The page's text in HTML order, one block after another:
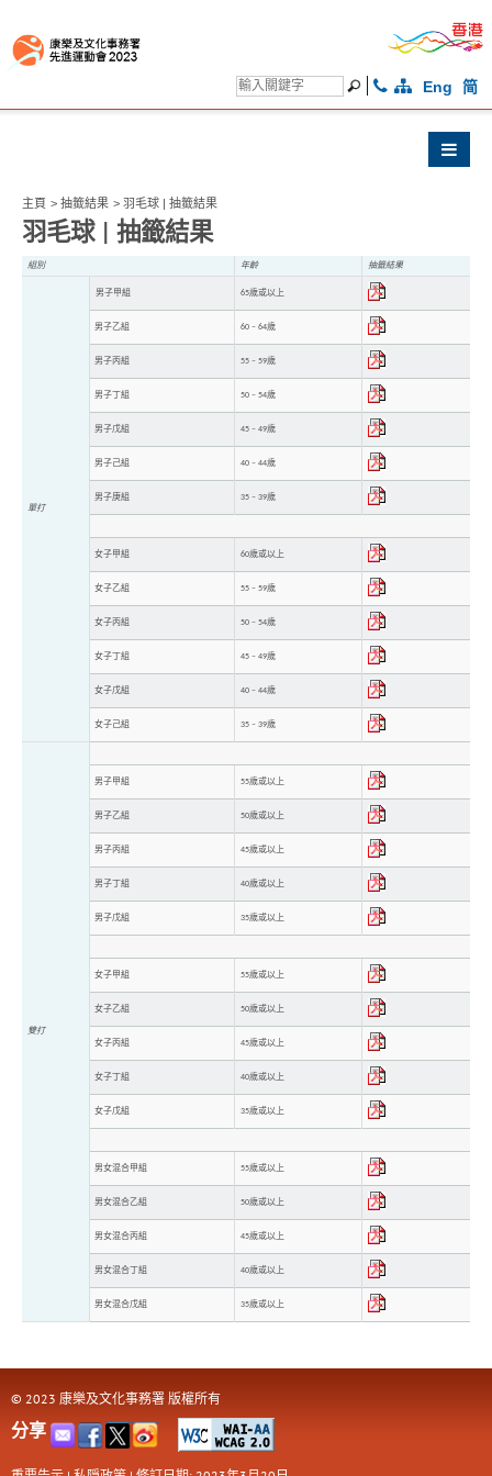
Eng 简
主頁 > 抽籤結果 > 羽毛球 | 抽籤結果
羽毛球 | 抽籤結果
組別 年齡 抽籤結果
單打
男子甲組 65歲或以上
男子乙組 60 – 64歲
男子丙組 55 – 59歲
男子丁組 50 – 54歲
男子戊組 45 – 49歲
男子己組 40 – 44歲
男子庚組 35 – 39歲
女子甲組 60歲或以上
女子乙組 55 – 59歲
女子丙組 50 – 54歲
女子丁組 45 – 49歲
女子戊組 40 – 44歲
女子己組 35 – 39歲
雙打
男子甲組 55歲或以上
男子乙組 50歲或以上
男子丙組 45歲或以上
男子丁組 40歲或以上
男子戊組 35歲或以上
女子甲組 55歲或以上
女子乙組 50歲或以上
女子丙組 45歲或以上
女子丁組 40歲或以上
女子戊組 35歲或以上
男女混合甲組 55歲或以上
男女混合乙組 50歲或以上
男女混合丙組 45歲或以上
男女混合丁組 40歲或以上
男女混合戊組 35歲或以上
© 2023 康樂及文化事務署 版權所有
分享